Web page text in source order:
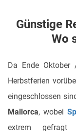
Günstige
Wo
Da Ende
Herbstferien
eingeschlossen
Mallorca, wobei
extrem